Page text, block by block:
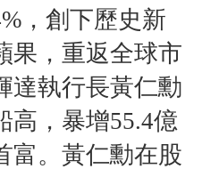
，創下歷史新
果，重返全球市
達執行長黃仁勳
高，暴增55.4億
富。黃仁勳在股